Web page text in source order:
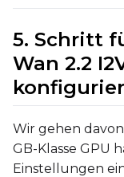
5. Schritt
Wan 2.2
Wir gehen davon
GB-Klasse GPU
Einstellungen